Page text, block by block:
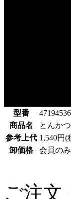
型番
47194536
商品名
とんか
参考上代 1,540円(
卸価格
会員の
ご注文